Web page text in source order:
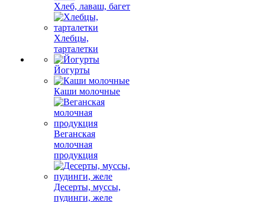
Хлеб, лаваш, багет
Хлебцы,
тарталетки
Йогурты
Каши молочные
Веганская
молочная
продукция
Десерты, муссы,
пудинги, желе